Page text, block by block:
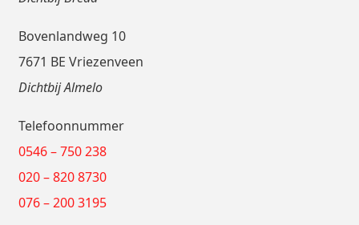
Bovenlandweg 10
7671 BE Vriezenveen
Dichtbij Almelo
Telefoonnummer
0546 – 750 238
020 – 820 8730
076 – 200 3195